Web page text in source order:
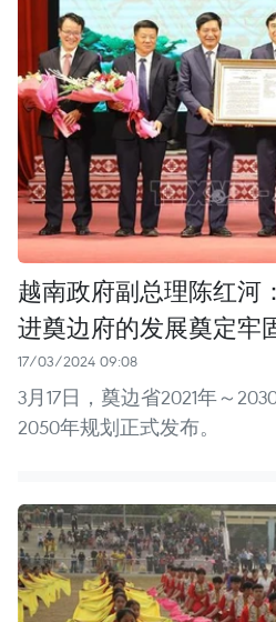
越南政府副总理陈红河
进奠边府的发展奠定牢
17/03/2024 09:08
3月17日，奠边省2021年～
2050年规划正式发布。